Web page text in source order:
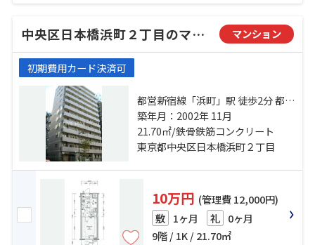
中央区日本橋浜町２丁目のマンション マンション
初期費用カード決済可
都営新宿線「浜町」駅 徒歩2分 都営
浅草線「東日本橋」駅 徒歩6分 日比
谷線「人形町」駅 徒歩9分
築年月：2002年 11月
21.70㎡/鉄骨鉄筋コンクリート
東京都中央区日本橋浜町２丁目
10万円 (管理費 12,000円)
敷 1ヶ月 礼 0ヶ月
9階 / 1K / 21.70㎡